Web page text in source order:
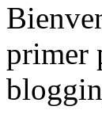
primer